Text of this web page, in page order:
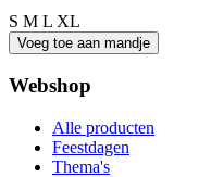
S M L XL
Webshop
Alle producten
Feestdagen
Thema's